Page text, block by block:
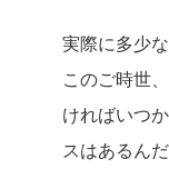
実際に多少
このご時世
ければいつ
スはあるん